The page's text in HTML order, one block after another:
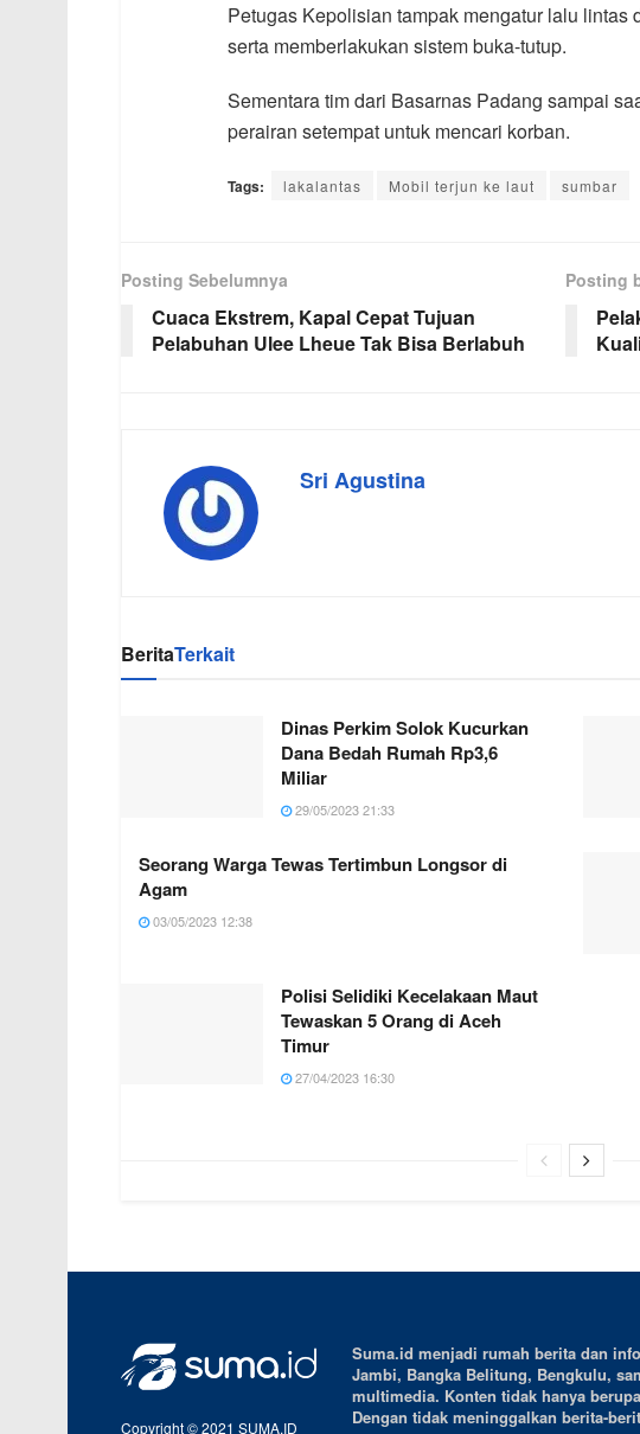
Petugas Kepolisian tampak mengatur lalu
serta memberlakukan sistem buka-tutup.
Sementara tim dari Basarnas Padang sampai
perairan setempat untuk mencari korban.
Tags: lakalantas Mobil terjun ke laut sumbar
Posting Sebelumnya
Cuaca Ekstrem, Kapal Cepat Tujuan
Pelabuhan Ulee Lheue Tak Bisa Berlabuh
Posting
Sri Agustina
BeritaTerkait
Dinas Perkim Solok Kucurkan
Dana Bedah Rumah Rp3,6
Miliar
29/05/2023 21:33
Seorang Warga Tewas Tertimbun Longsor di
Agam
03/05/2023 12:38
Polisi Selidiki Kecelakaan Maut
Tewaskan 5 Orang di Aceh
Timur
27/04/2023 16:30
Copyright © 2021 SUMA.ID
Suma.id menjadi rumah berita dan
Jambi, Bangka Belitung, Bengkulu,
multimedia. Konten tidak hanya
Dengan tidak meninggalkan berita-